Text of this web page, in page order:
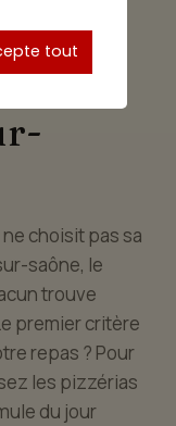
choisit pas sa
saône, le
trouve
premier critère
repas ? Pour
les pizzérias
du jour
tout